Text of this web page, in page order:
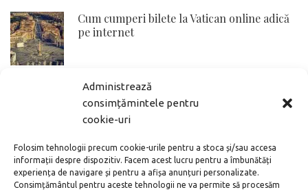
Administrează
consimțămintele pentru
cookie-uri
Folosim tehnologii precum cookie-urile pentru a stoca și/sau accesa
informații despre dispozitiv. Facem acest lucru pentru a îmbunătăți
experiența de navigare și pentru a afișa anunțuri personalizate.
Consimțământul pentru aceste tehnologii ne va permite să procesăm
Cum cumperi bilete la Vatican online adică
pe internet
Toate metodele de a ajunge de la
Aeroportul Schönefeld în centrul orașului
Berlin
Cum cumperi online bilete la Colosseum si
Forurile Romane